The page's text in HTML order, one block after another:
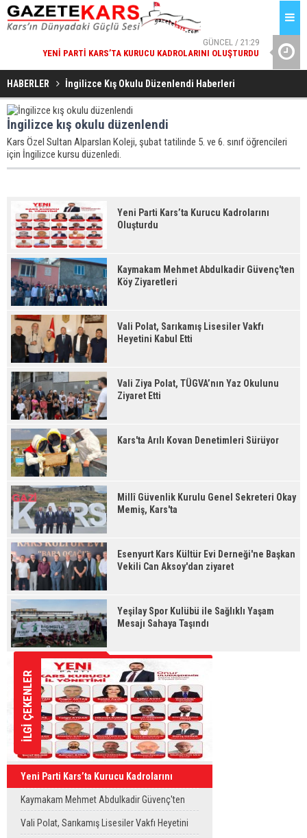
GÜNCEL / 21:29
YENI PARTI KARS’TA KURUCU KADROLARINI OLUŞTURDU
GÜNCEL / 21:29
KAYMAKAM MEHMET ABDULKADIR GÜVENÇ'TEN KÖY
ZIYARETLERI
VALI
HABERLER İ̇ngilizce Kış Okulu Düzenlendi Haberleri
İngilizce kış okulu düzenlendi
Kars Özel Sultan Alparslan Koleji, şubat tatilinde 5. ve 6. sınıf öğrencileri
için İngilizce kursu düzenledi.
Yeni Parti Kars’ta Kurucu Kadrolarını
Oluşturdu
Kaymakam Mehmet Abdulkadir Güvenç'ten
Köy Ziyaretleri
Vali Polat, Sarıkamış Lisesiler Vakfı
Heyetini Kabul Etti
Vali Ziya Polat, TÜGVA’nın Yaz Okulunu
Ziyaret Etti
Kars'ta Arılı Kovan Denetimleri Sürüyor
Millî Güvenlik Kurulu Genel Sekreteri Okay
Memiş, Kars'ta
Esenyurt Kars Kültür Evi Derneği'ne Başkan
Vekili Can Aksoy'dan ziyaret
Yeşilay Spor Kulübü ile Sağlıklı Yaşam
Mesajı Sahaya Taşındı
İLGİ ÇEKENLER
Yeni Parti Kars’ta Kurucu Kadrolarını
Oluşturdu
Kaymakam Mehmet Abdulkadir Güvenç'ten
Köy Ziyaretleri
Vali Polat, Sarıkamış Lisesiler Vakfı Heyetini